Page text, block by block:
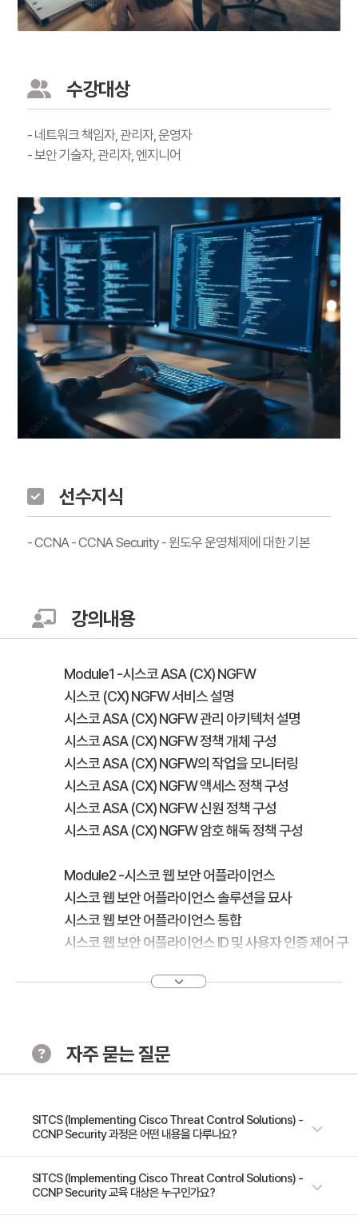
수강대상
- 네트워크 책임자, 관리자, 운영자
- 보안 기술자, 관리자, 엔지니어
선수지식
- CCNA - CCNA Security - 윈도우 운영체제에 대한 기본
강의내용
Module1 -시스코 ASA (CX) NGFW
시스코 (CX) NGFW 서비스 설명
시스코 ASA (CX) NGFW 관리 아키텍처 설명
시스코 ASA (CX) NGFW 정책 개체 구성
시스코 ASA (CX) NGFW의 작업을 모니터링
시스코 ASA (CX) NGFW 액세스 정책 구성
시스코 ASA (CX) NGFW 신원 정책 구성
시스코 ASA (CX) NGFW 암호 해독 정책 구성
Module2 -시스코 웹 보안 어플라이언스
시스코 웹 보안 어플라이언스 솔루션을 묘사
시스코 웹 보안 어플라이언스 통합
시스코 웹 보안 어플라이언스 ID 및 사용자 인증 제어 구
시스코 웹 보안 어플라이언스 허용 가능한 사용 제어 구
시스코 웹 보안 어플라이언스 구성 암호 해독 구성
시스코 웹 보안 어플라이언스 데이터 보안 컨트롤 구성
Module3 -시스코 클라우드 웹 보안
시스코 클라우드 웹 보안 솔루션을 묘사
시스코 스캔센터에서 웹 필터링 정책 설명
자주 묻는 질문
SITCS (Implementing Cisco Threat Control Solutions) -
CCNP Security 과정은 어떤 내용을 다루나요?
본 교육 과정은 Cisco의 차세대 보안 장비 솔루션을 활용하는 Cisco ASA
어플라이언스에서 보안 설정에 관한 개선， 운용에 관한 학습을 하게 됩니
SITCS (Implementing Cisco Threat Control Solutions) -
CCNP Security 교육 대상은 누구인가요?